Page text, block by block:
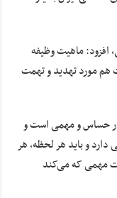
افزود: ماهیت وظیفه
هم مورد تهدید و تهمت
حساس و مهمی است و
دارد و باید هر لحظه، هر
مهمی که می‌کند